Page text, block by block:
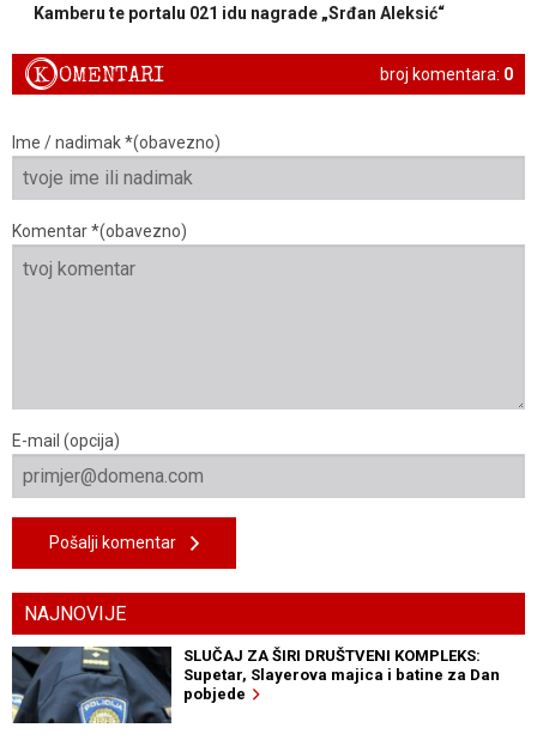
Kamberu te portalu 021 idu nagrade „Srđan Aleksić“
broj komentara: 0
KOMENTARI
Ime / nadimak *(obavezno)
Komentar *(obavezno)
E-mail (opcija)
Pošalji komentar
NAJNOVIJE
SLUČAJ ZA ŠIRI DRUŠTVENI KOMPLEKS:
Supetar, Slayerova majica i batine za Dan
pobjede